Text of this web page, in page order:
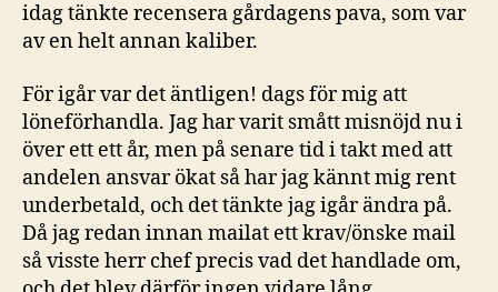
idag tänkte recensera gårdagens pava, som var
av en helt annan kaliber.
För igår var det äntligen! dags för mig att
löneförhandla. Jag har varit smått misnöjd nu i
över ett ett år, men på senare tid i takt med att
andelen ansvar ökat så har jag kännt mig rent
underbetald, och det tänkte jag igår ändra på.
Då jag redan innan mailat ett krav/önske mail
så visste herr chef precis vad det handlade om,